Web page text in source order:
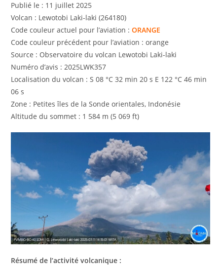
Publié le : 11 juillet 2025
Volcan : Lewotobi Laki-laki (264180)
Code couleur actuel pour l’aviation :ORANGE
Code couleur précédent pour l’aviation : orange
Source : Observatoire du volcan Lewotobi Laki-laki
Numéro d’avis : 2025LWK357
Localisation du volcan : S 08 °C 32 min 20 s E 122 °C 46 min
06 s
Zone : Petites îles de la Sonde orientales, Indonésie
Altitude du sommet : 1 584 m (5 069 ft)
Résumé de l’activité volcanique :